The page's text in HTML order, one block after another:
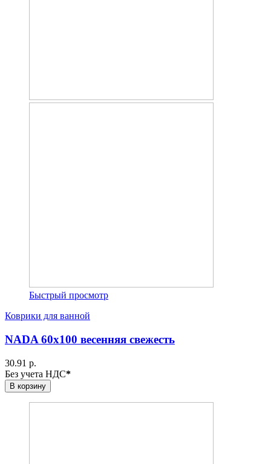
Быстрый просмотр
Коврики для ванной
NADA 60х100 весенняя свежесть
30.91 р.
Без учета НДС*
В корзину